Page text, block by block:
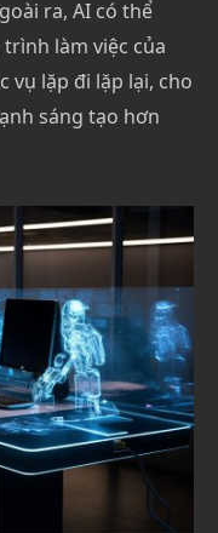
ra, AI có thể
làm việc của
vụ lặp đi lặp lại, cho
sáng tạo hơn